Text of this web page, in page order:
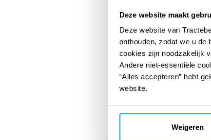
Deze website maakt
Deze website van
onthouden, zodat we u de
cookies zijn noodzakelijk
Andere niet-essentiële
“Alles accepteren” hebt
website.
Weigeren